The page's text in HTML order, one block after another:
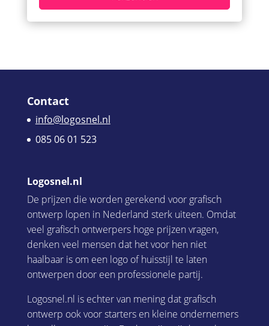
Contact
info@logosnel.nl
085 06 01 523
Logosnel.nl
De prijzen die worden gerekend voor grafisch
ontwerp lopen in Nederland sterk uiteen. Omdat
veel grafisch ontwerpers hoge prijzen vragen,
denken veel mensen dat het voor hen niet
haalbaar is om een logo of huisstijl te laten
ontwerpen door een professionele partij.
Logosnel.nl is echter van mening dat grafisch
ontwerp ook voor starters en kleine ondernemers